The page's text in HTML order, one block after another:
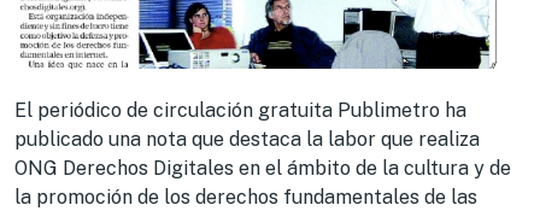
El periódico de circulación gratuita Publimetro ha
publicado una nota que destaca la labor que realiza
ONG Derechos Digitales en el ámbito de la cultura y de
la promoción de los derechos fundamentales de las